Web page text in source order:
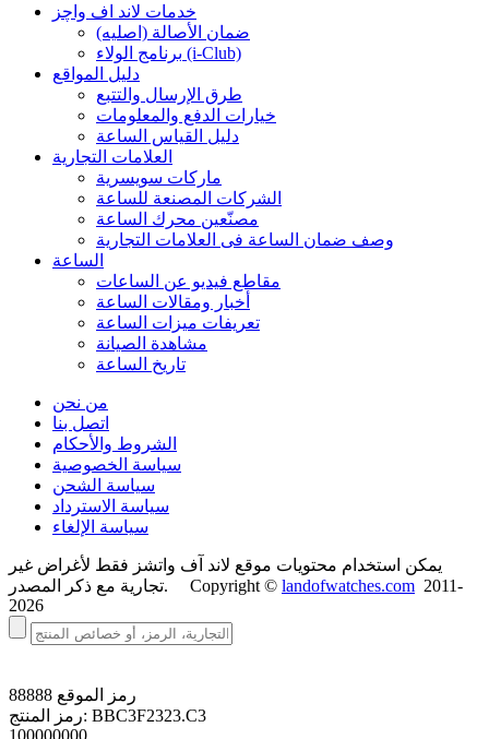
خدمات لاند اف واچز
ضمان الأصالة (اصلیه)
برنامج الولاء (i-Club)
دليل المواقع
طرق الإرسال والتتبع
خيارات الدفع والمعلومات
دليل القياس الساعة
العلامات التجارية
ماركات سويسرية
الشركات المصنعة للساعة
مصنّعين محرك الساعة
وصف ضمان الساعة فی العلامات التجارية
الساعة
مقاطع فيديو عن الساعات
أخبار ومقالات الساعة
تعريفات ميزات الساعة
مشاهدة الصيانة
تاريخ الساعة
من نحن
اتصل بنا
الشروط والأحكام
سياسة الخصوصية
سياسة الشحن
سياسة الاسترداد
سياسة الإلغاء
يمكن استخدام محتويات موقع لاند آف واتشز فقط لأغراض غير
تجارية مع ذكر المصدر. Copyright © landofwatches.com 2011-
2026
رمز الموقع 88888
رمز المنتج: BBC3F2323.C3
100000000